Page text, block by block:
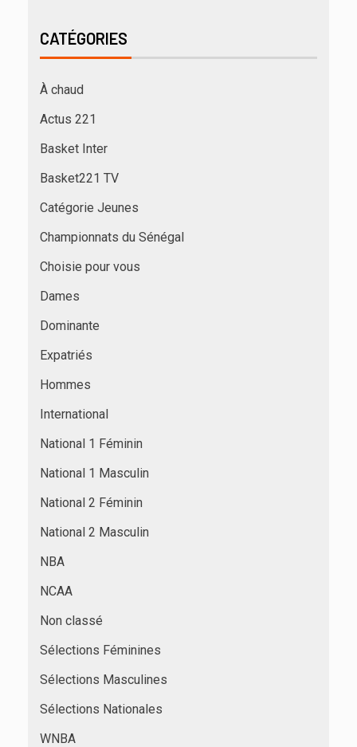
CATÉGORIES
À chaud
Actus 221
Basket Inter
Basket221 TV
Catégorie Jeunes
Championnats du Sénégal
Choisie pour vous
Dames
Dominante
Expatriés
Hommes
International
National 1 Féminin
National 1 Masculin
National 2 Féminin
National 2 Masculin
NBA
NCAA
Non classé
Sélections Féminines
Sélections Masculines
Sélections Nationales
WNBA